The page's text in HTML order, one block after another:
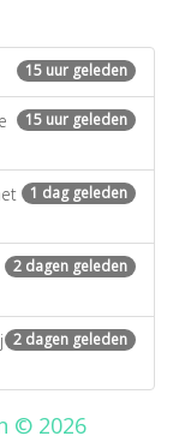
15 uur geleden
15 uur geleden
1 dag geleden
2 dagen geleden
2 dagen geleden
© 2026